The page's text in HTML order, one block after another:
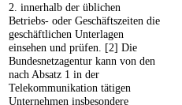
2. innerhalb der üblichen
Betriebs- oder Geschäftszeiten die
geschäftlichen Unterlagen
einsehen und prüfen. [2] Die
Bundesnetzagentur kann von den
nach Absatz 1 in der
Telekommunikation tätigen
Unternehmen insbesondere